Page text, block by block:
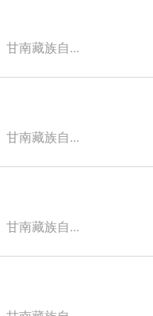
甘南藏族自...
甘南藏族自...
甘南藏族自...